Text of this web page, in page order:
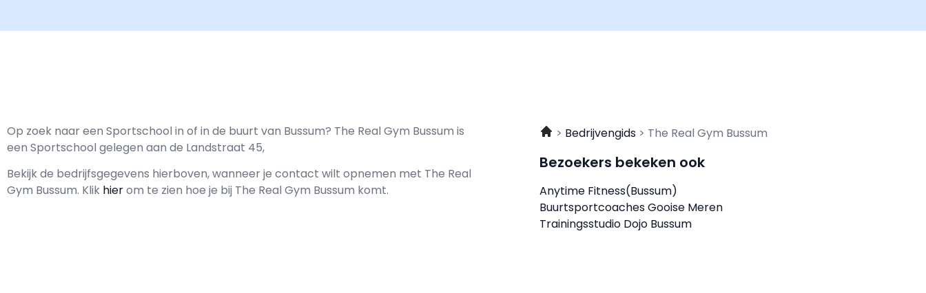
Op zoek naar een Sportschool in of in de buurt van Bussum? The Real Gym Bussum is
een Sportschool gelegen aan de Landstraat 45,
Bekijk de bedrijfsgegevens hierboven, wanneer je contact wilt opnemen met The Real
Gym Bussum. Klik hierom te zien hoe je bij The Real Gym Bussum komt.
Bedrijvengids The Real Gym Bussum
Bezoekers bekeken ook
Anytime Fitness(Bussum)
Buurtsportcoaches Gooise Meren
Trainingsstudio Dojo Bussum